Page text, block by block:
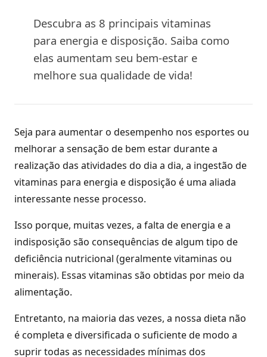
Descubra as 8 principais vitaminas
para energia e disposição. Saiba como
elas aumentam seu bem-estar e
melhore sua qualidade de vida!
Seja para aumentar o desempenho nos esportes ou
melhorar a sensação de bem estar durante a
realização das atividades do dia a dia, a ingestão de
vitaminas para energia e disposição é uma aliada
interessante nesse processo.
Isso porque, muitas vezes, a falta de energia e a
indisposição são consequências de algum tipo de
deficiência nutricional (geralmente vitaminas ou
minerais). Essas vitaminas são obtidas por meio da
alimentação.
Entretanto, na maioria das vezes, a nossa dieta não
é completa e diversificada o suficiente de modo a
suprir todas as necessidades mínimas dos